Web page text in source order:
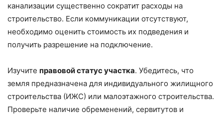
канализации существенно сократит расходы на
строительство. Если коммуникации отсутствуют,
необходимо оценить стоимость их подведения и
получить разрешение на подключение.
Изучите правовой статус участка. Убедитесь, что
земля предназначена для индивидуального жилищного
строительства (ИЖС) или малоэтажного строительства.
Проверьте наличие обременений, сервитутов и